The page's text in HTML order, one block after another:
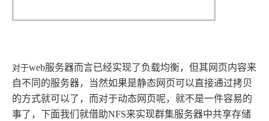
对于web服务器而言已经实现了负载均衡，但其网页内容来
自不同的服务器，当然如果是静态网页可以直接通过拷贝
的方式就可以了，而对于动态网页呢，就不是一件容易的
事了，下面我们就借助NFS来实现群集服务器中共享存储